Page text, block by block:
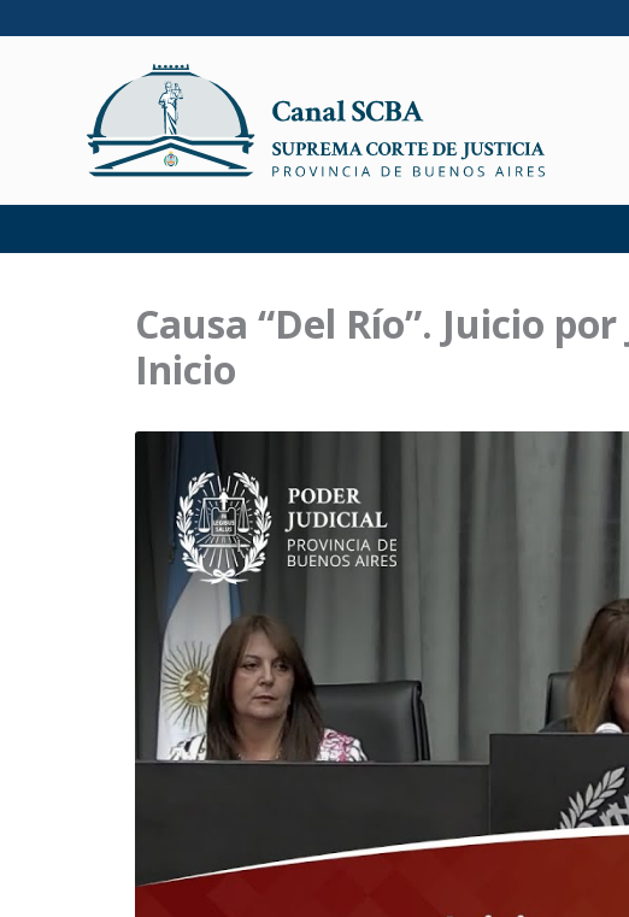
al
Causa “Del Río”. Juicio
Inicio